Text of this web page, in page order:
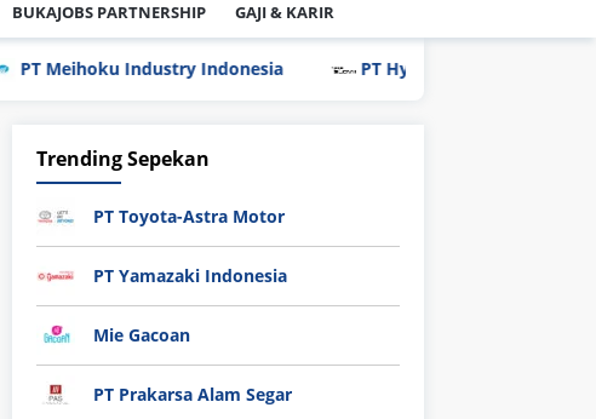
BUKAJOBS PARTNERSHIP GAJI & KARIR
Industry Indonesia PT Hyundai Glovis Indonesia
Trending Sepekan
PT Toyota-Astra Motor
PT Yamazaki Indonesia
Mie Gacoan
PT Prakarsa Alam Segar